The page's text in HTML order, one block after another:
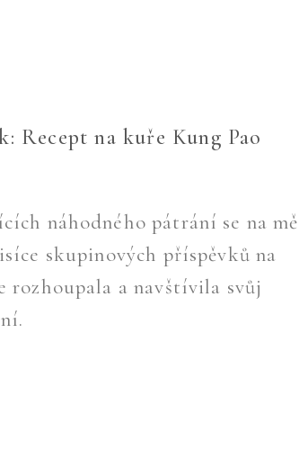
Recept na kuře Kung Pao
náhodného pátrání se na mě
skupinových příspěvků na
rozhoupala a navštívila svůj